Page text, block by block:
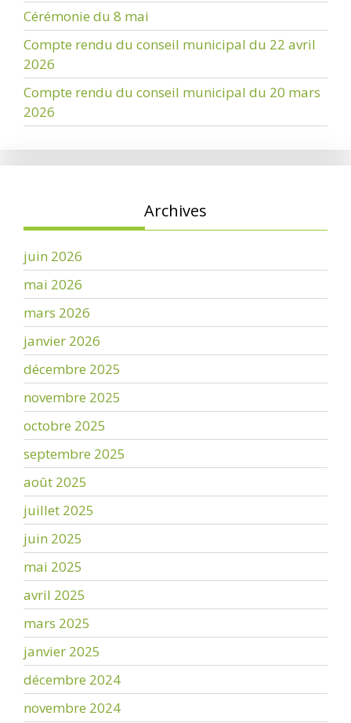
Cérémonie du 8 mai
Compte rendu du conseil municipal du 22 avril
2026
Compte rendu du conseil municipal du 20 mars
2026
Archives
juin 2026
mai 2026
mars 2026
janvier 2026
décembre 2025
novembre 2025
octobre 2025
septembre 2025
août 2025
juillet 2025
juin 2025
mai 2025
avril 2025
mars 2025
janvier 2025
décembre 2024
novembre 2024